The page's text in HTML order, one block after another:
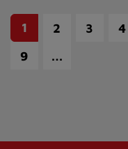
1 2 3 4
9
…